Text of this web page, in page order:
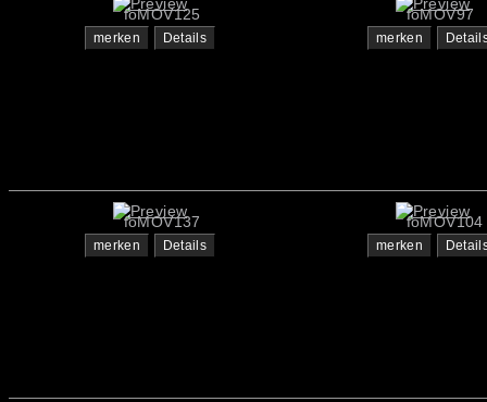
foMOV125
merken Details
foMOV97
merken
foMOV137
merken Details
foMOV104
merken